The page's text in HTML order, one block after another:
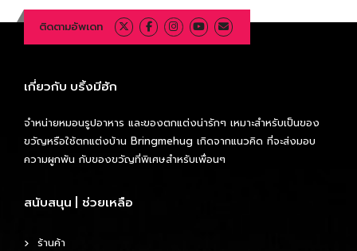
ติดตามอัพเดท
เกี่ยวกับ บริ้งมีฮัก
จำหน่ายหมอนรูปอาหาร และของตกแต่งน่ารักๆ เหมาะสำหรับเป็นของ
ขวัญหรือใช้ตกแต่งบ้าน Bringmehug เกิดจากแนวคิด ที่จะส่งมอบ
ความผูกพัน กับของขวัญที่พิเศษสำหรับเพื่อนๆ
สนับสนุน | ช่วยเหลือ
ร้านค้า